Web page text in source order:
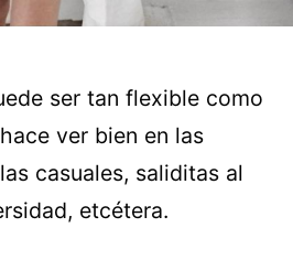
ser tan flexible como
ver bien en las
casuales, saliditas al
etcétera.